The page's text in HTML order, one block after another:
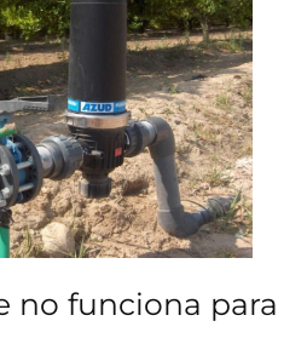
no funciona para